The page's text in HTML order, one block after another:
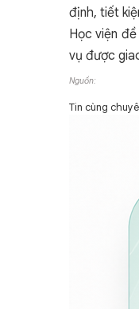
định, tiết
Học viện
vụ được
Nguồn:
Tin cùng